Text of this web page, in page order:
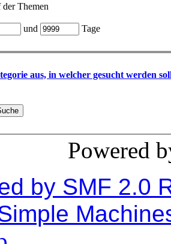
Themen
und Tage
aus, in welcher gesucht werden
Powered
by SMF 2.0